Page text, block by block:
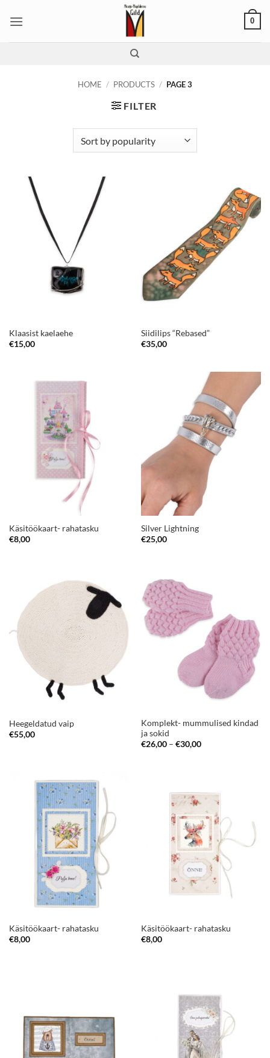
0
HOME / PRODUCTS / PAGE 3
FILTER
Klaasist kaelaehe
€15,00
Siidilips “Rebased”
€35,00
Käsitöökaart- rahatasku
€8,00
Silver Lightning
€25,00
Heegeldatud vaip
€55,00
Komplekt- mummulised kindad
ja sokid
€26,00 – €30,00Price
Käsitöökaart- rahatasku
€8,00
Käsitöökaart- rahatasku
€8,00